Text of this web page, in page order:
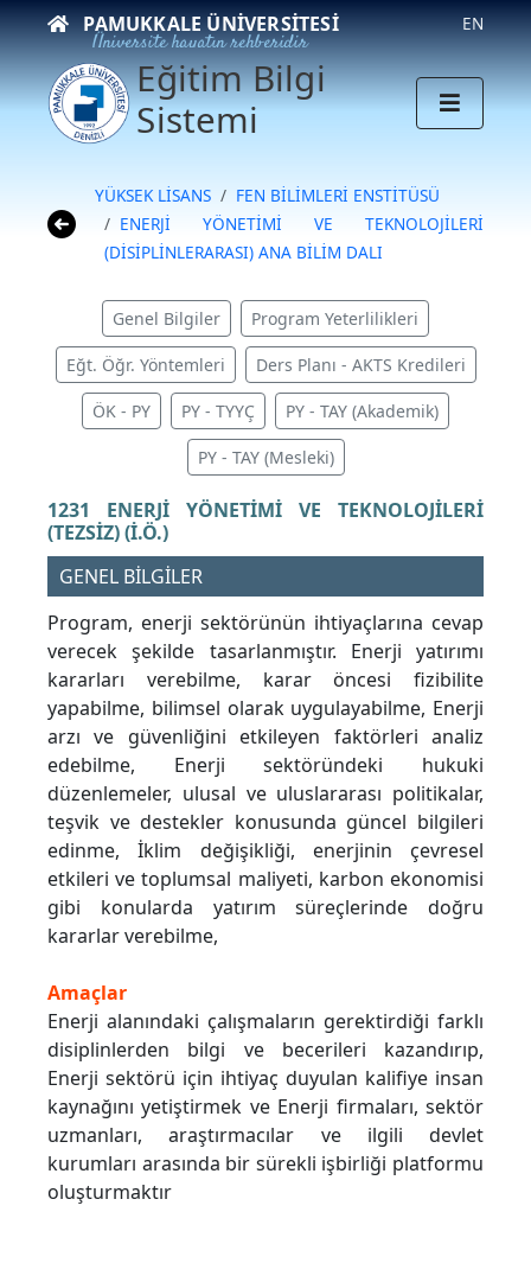
PAMUKKALE ÜNIVERSITESI
Üniversite hayatın rehberidir
EN
Eğitim Bilgi
Sistemi
YÜKSEK LİSANS
FEN BİLİMLERİ ENSTİTÜSÜ
ENERJİ YÖNETİMİ VE TEKNOLOJİLERİ
(DİSİPLİNLERARASI) ANA BİLİM DALI
Genel Bilgiler Program Yeterlilikleri
Eğt. Öğr. Yöntemleri Ders Planı - AKTS Kredileri
ÖK - PY PY - TYYÇ PY - TAY (Akademik)
PY - TAY (Mesleki)
1231 ENERJİ YÖNETİMİ VE TEKNOLOJİLERİ
(TEZSİZ) (İ.Ö.)
GENEL BİLGİLER
Program, enerji sektörünün ihtiyaçlarına cevap
verecek şekilde tasarlanmıştır. Enerji yatırımı
kararları verebilme, karar öncesi fizibilite
yapabilme, bilimsel olarak uygulayabilme, Enerji
arzı ve güvenliğini etkileyen faktörleri analiz
edebilme, Enerji sektöründeki hukuki
düzenlemeler, ulusal ve uluslararası politikalar,
teşvik ve destekler konusunda güncel bilgileri
edinme, İklim değişikliği, enerjinin çevresel
etkileri ve toplumsal maliyeti, karbon ekonomisi
gibi konularda yatırım süreçlerinde doğru
kararlar verebilme,
Amaçlar
Enerji alanındaki çalışmaların gerektirdiği farklı
disiplinlerden bilgi ve becerileri kazandırıp,
Enerji sektörü için ihtiyaç duyulan kalifiye insan
kaynağını yetiştirmek ve Enerji firmaları, sektör
uzmanları, araştırmacılar ve ilgili devlet
kurumları arasında bir sürekli işbirliği platformu
oluşturmaktır